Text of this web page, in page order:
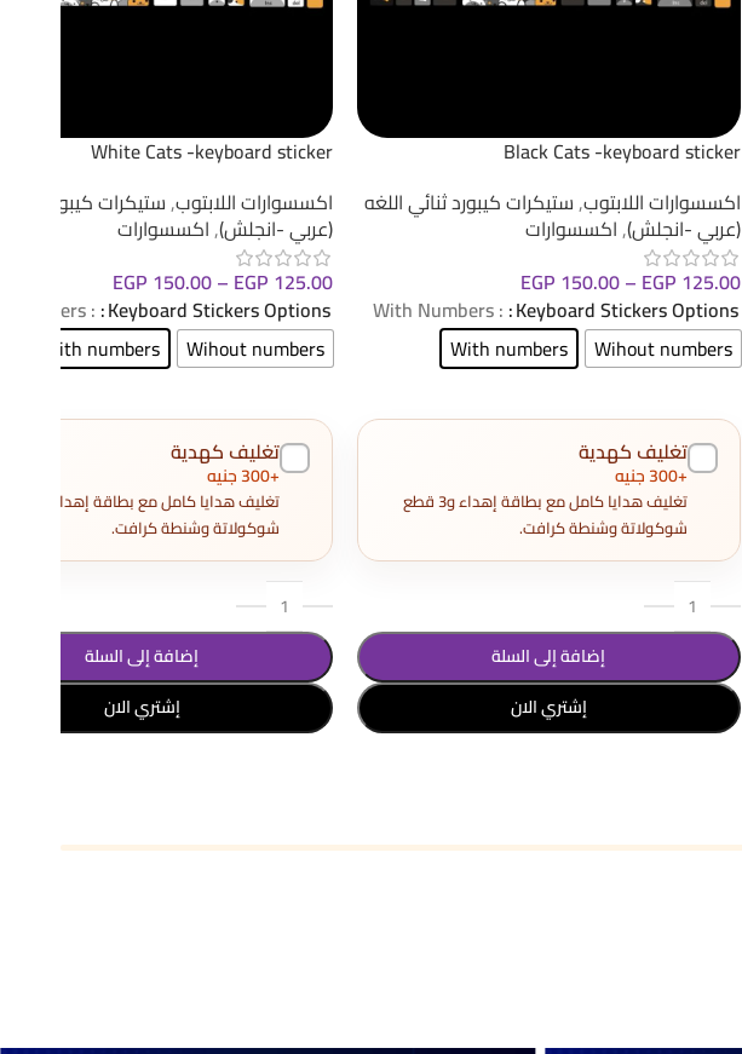
Black Cats -keyboard sticker
اكسسوارات اللابتوب,ستيكرات كيبورد ثنائي اللغه
(عربي -انجلش),اكسسوارات
EGP 125.00
–
EGP 150.00
Keyboard Stickers Options
: With Numbers
Wihout numbers
With numbers
تغليف كهدية
+300 جنيه
تغليف هدايا كامل مع بطاقة إهداء و3 قطع
شوكولاتة وشنطة كرافت.
إضافة إلى السلة
إشتري الان
White Cats -keyboard sticker
اكسسوارات اللابتوب,ستيكرات كيبورد
(عربي -انجلش),اكسسوارات
EGP 125.00
–
EGP 150.00
Keyboard Stickers Options
: With Numbers
Wihout numbers
With numbers
تغليف كهدية
+300 جنيه
شوكولاتة وشنطة كرافت.
إضافة إلى السلة
إشتري الان